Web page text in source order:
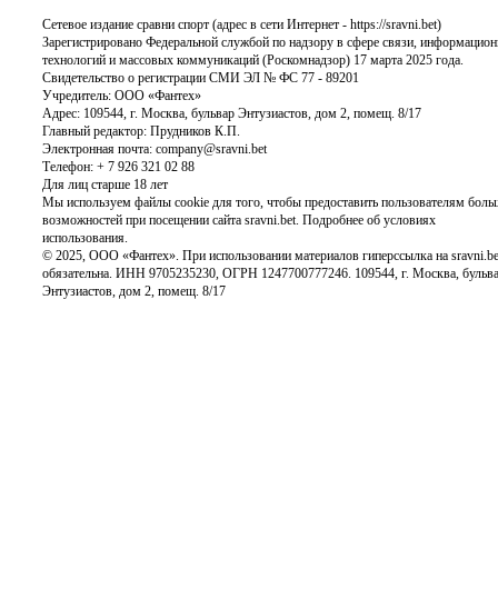
Сетевое издание сравни спорт (адрес в сети Интернет - https://sravni.bet)
Зарегистрировано Федеральной службой по надзору в сфере связи,
технологий и массовых коммуникаций (Роскомнадзор) 17 марта 2025 года.
Свидетельство о регистрации СМИ ЭЛ № ФС 77 - 89201
Учредитель: ООО «Фантех»
Адрес: 109544, г. Москва, бульвар Энтузиастов, дом 2, помещ. 8/17
Главный редактор: Прудников К.П.
Электронная почта: company@sravni.bet
Телефон: + 7 926 321 02 88
Для лиц старше 18 лет
Мы используем файлы cookie для того, чтобы предоставить пользователям
возможностей при посещении сайта sravni.bet. Подробнее об условиях
использования.
© 2025, ООО «Фантех». При использовании материалов гиперссылка на
обязательна. ИНН 9705235230, ОГРН 1247700777246. 109544, г. Москва,
Энтузиастов, дом 2, помещ. 8/17